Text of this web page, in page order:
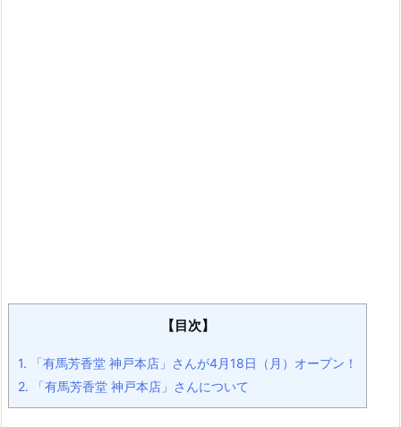
【目次】
1. 「有馬芳香堂 神戸本店」さんが4月18日（月）オープン！
2. 「有馬芳香堂 神戸本店」さんについて